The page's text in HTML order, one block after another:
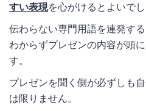
すい表現を心がけるとよいでし
伝わらない専門用語を連発す
わからずプレゼンの内容が頭
す。
プレゼンを聞く側が必ずしも
は限りません。